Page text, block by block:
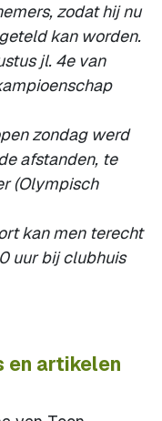
zodat hij nu
kan worden.
jl. 4e van
zondag werd
afstanden, te
(Olympisch
kan men terecht
uur bij clubhuis
en artikelen